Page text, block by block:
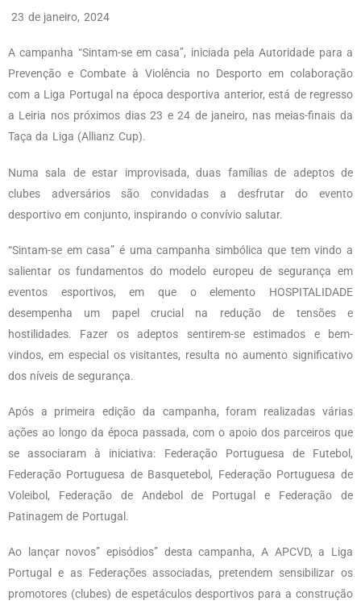
23 de janeiro, 2024
A campanha “Sintam-se em casa”, iniciada pela Autoridade para a
Prevenção e Combate à Violência no Desporto em colaboração
com a Liga Portugal na época desportiva anterior, está de regresso
a Leiria nos próximos dias 23 e 24 de janeiro, nas meias-finais da
Taça da Liga (Allianz Cup).
Numa sala de estar improvisada, duas famílias de adeptos de
clubes adversários são convidadas a desfrutar do evento
desportivo em conjunto, inspirando o convívio salutar.
“Sintam-se em casa” é uma campanha simbólica que tem vindo a
salientar os fundamentos do modelo europeu de segurança em
eventos esportivos, em que o elemento HOSPITALIDADE
desempenha um papel crucial na redução de tensões e
hostilidades. Fazer os adeptos sentirem-se estimados e bem-
vindos, em especial os visitantes, resulta no aumento significativo
dos níveis de segurança.
Após a primeira edição da campanha, foram realizadas várias
ações ao longo da época passada, com o apoio dos parceiros que
se associaram à iniciativa: Federação Portuguesa de Futebol,
Federação Portuguesa de Basquetebol, Federação Portuguesa de
Voleibol, Federação de Andebol de Portugal e Federação de
Patinagem de Portugal.
Ao lançar novos” episódios” desta campanha, A APCVD, a Liga
Portugal e as Federações associadas, pretendem sensibilizar os
promotores (clubes) de espetáculos desportivos para a construção